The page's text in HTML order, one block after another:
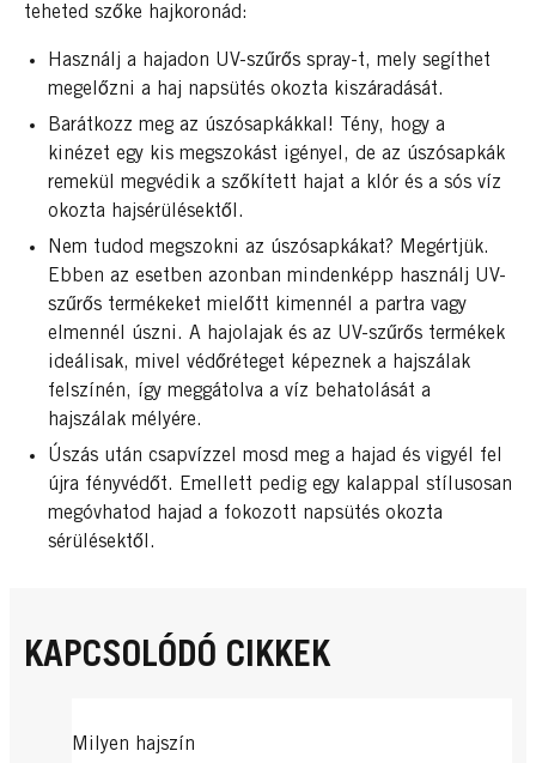
teheted szőke hajkoronád:
Használj a hajadon UV-szűrős spray-t, mely segíthet
megelőzni a haj napsütés okozta kiszáradását.
Barátkozz meg az úszósapkákkal! Tény, hogy a
kinézet egy kis megszokást igényel, de az úszósapkák
remekül megvédik a szőkített hajat a klór és a sós víz
okozta hajsérülésektől.
Nem tudod megszokni az úszósapkákat? Megértjük.
Ebben az esetben azonban mindenképp használj UV-
szűrős termékeket mielőtt kimennél a partra vagy
elmennél úszni. A hajolajak és az UV-szűrős termékek
ideálisak, mivel védőréteget képeznek a hajszálak
felszínén, így meggátolva a víz behatolását a
hajszálak mélyére.
Úszás után csapvízzel mosd meg a hajad és vigyél fel
újra fényvédőt. Emellett pedig egy kalappal stílusosan
megóvhatod hajad a fokozott napsütés okozta
sérülésektől.
KAPCSOLÓDÓ CIKKEK
Milyen hajszín